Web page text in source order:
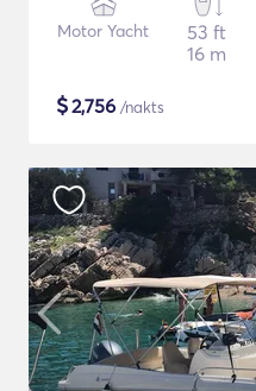
Motor Yacht
53 ft
16 m
$2,756 /nakts